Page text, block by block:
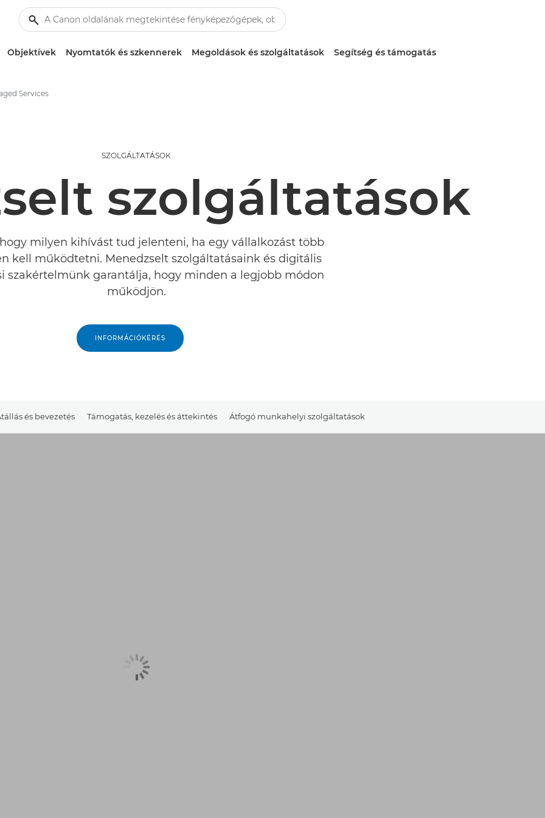
Objektívek Nyomtatók és szkennerek Megoldások és szolgáltatások Segítség és támogatás
Services
SZOLGÁLTATÁSOK
szolgáltatások
milyen kihívást tud jelenteni, ha egy vállalkozást több
kell működtetni. Menedzselt szolgáltatásaink és digitális
szakértelmünk garantálja, hogy minden a legjobb módon
működjön.
INFORMÁCIÓKÉRÉS
és bevezetés Támogatás, kezelés és áttekintés Átfogó munkahelyi szolgáltatások